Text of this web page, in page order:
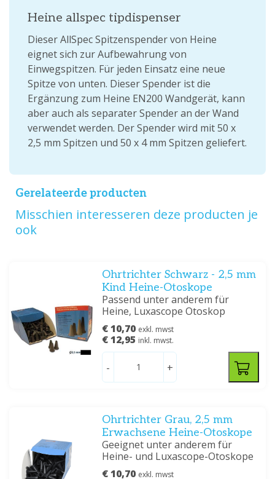
Heine allspec tipdispenser
Dieser AllSpec Spitzenspender von Heine
eignet sich zur Aufbewahrung von
Einwegspitzen. Für jeden Einsatz eine neue
Spitze von unten. Dieser Spender ist die
Ergänzung zum Heine EN200 Wandgerät, kann
aber auch als separater Spender an der Wand
verwendet werden. Der Spender wird mit 50 x
2,5 mm Spitzen und 50 x 4 mm Spitzen geliefert.
Gerelateerde producten
Misschien interesseren deze producten je
ook
Ohrtrichter Schwarz - 2,5 mm
Kind Heine-Otoskope
Passend unter anderem für
Heine, Luxascope Otoskop
€ 10,70 exkl. mwst
€ 12,95 inkl. mwst.
- +
Ohrtrichter Grau, 2,5 mm
Erwachsene Heine-Otoskope
Geeignet unter anderem für
Heine- und Luxascope-Otoskope
€ 10,70 exkl. mwst